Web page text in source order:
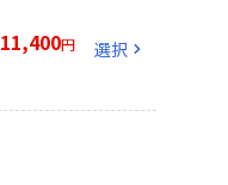
11,400円 選択 chevron_right